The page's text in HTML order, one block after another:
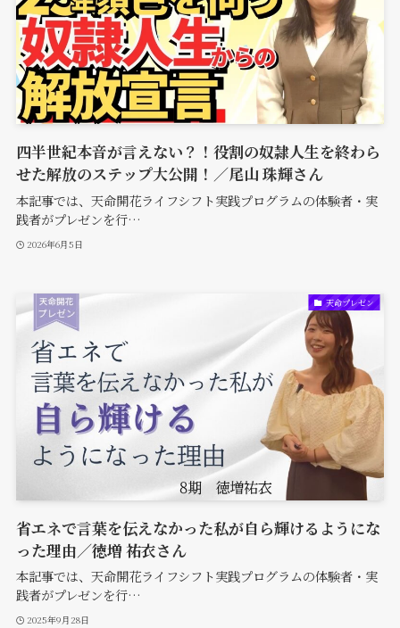
四半世紀本音が言えない？！役割の奴隷人生を終わら
せた解放のステップ大公開！／尾山 珠輝さん
本記事では、天命開花ライフシフト実践プログラムの体験者・実
践者がプレゼンを行…
2026年6月5日
天命プレゼン
省エネで言葉を伝えなかった私が自ら輝けるようにな
った理由／徳増 祐衣さん
本記事では、天命開花ライフシフト実践プログラムの体験者・実
践者がプレゼンを行…
2025年9月28日